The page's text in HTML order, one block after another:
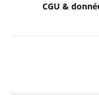
CGU &